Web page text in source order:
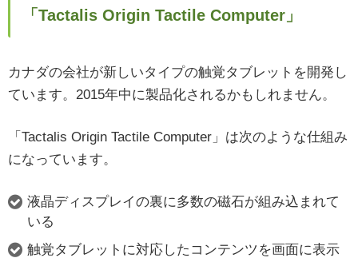
「Tactalis Origin Tactile Computer」
カナダの会社が新しいタイプの触覚タブレットを開発し
ています。2015年中に製品化されるかもしれません。
「Tactalis Origin Tactile Computer」は次のような仕組み
になっています。
液晶ディスプレイの裏に多数の磁石が組み込まれて
いる
触覚タブレットに対応したコンテンツを画面に表示